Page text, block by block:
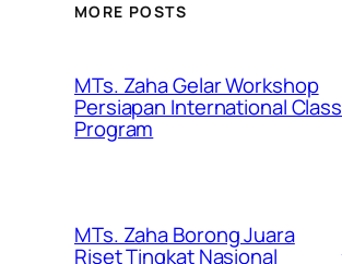
MORE POSTS
MTs. Zaha Gelar Workshop
Persiapan International Class
Program
MTs. Zaha Borong Juara
Riset Tingkat Nasional